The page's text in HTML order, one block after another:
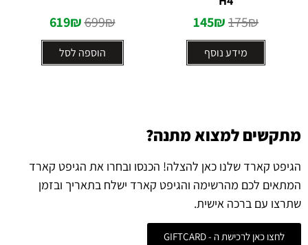
175₪
145₪
מידע נוסף
699₪
619₪
הוספה לסל
מתקשים למצוא מתנה?
הגיפט קארד שלנו כאן להצלה! הכנסו ובחרו את הגיפט קארד
המתאים לכם מהרשימה והגיפט קארד ישלח בתאריך ובזמן
שתרצו עם ברכה אישית.
לחצו כאן לרכישת ה - GIFTCARD